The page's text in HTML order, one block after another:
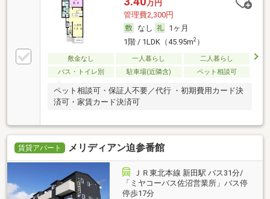
万円
管理費2,300円
なし
1ヶ月
1階 / 1LDK（45.95m2）
敷金なし 一人暮らし
二人暮らし
バス・トイレ別
駐車場(近隣含) ペット相談可
ペット相談可・保証人不要／代行 ・初期費用カード決
済可・家賃カード決済可
賃貸アパート メリディアン迫参番館
ＪＲ東北本線 新田駅 バス31分/
「ミヤコーバス佐沼営業所」バス停
停歩17分